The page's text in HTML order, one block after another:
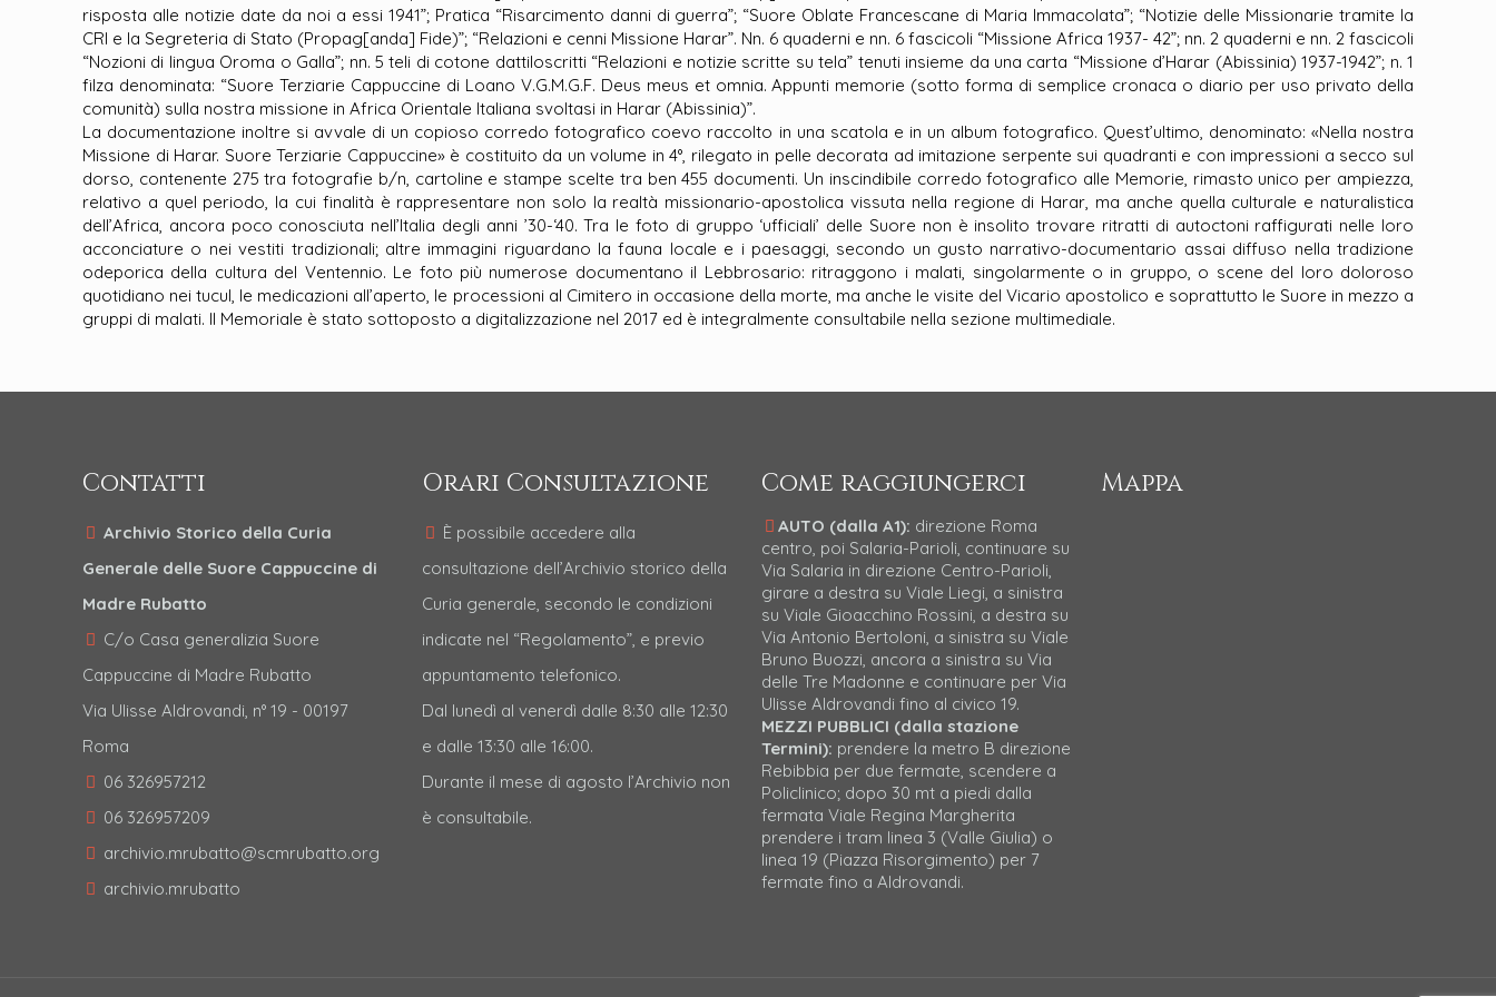
risposta alle notizie date da noi a essi 1941”; Pratica “Risarcimento danni di guerra”; “Suore Oblate Francescane di Maria Immacolata”; “Notizie delle Missionarie tramite la
CRI e la Segreteria di Stato (Propag[anda] Fide)”; “Relazioni e cenni Missione Harar”. Nn. 6 quaderni e nn. 6 fascicoli “Missione Africa 1937- 42”; nn. 2 quaderni e nn. 2 fascicoli
“Nozioni di lingua Oroma o Galla”; nn. 5 teli di cotone dattiloscritti “Relazioni e notizie scritte su tela” tenuti insieme da una carta “Missione d’Harar (Abissinia) 1937-1942”; n. 1
filza denominata: “Suore Terziarie Cappuccine di Loano V.G.M.G.F. Deus meus et omnia. Appunti memorie (sotto forma di semplice cronaca o diario per uso privato della
comunità) sulla nostra missione in Africa Orientale Italiana svoltasi in Harar (Abissinia)”.
La documentazione inoltre si avvale di un copioso corredo fotografico coevo raccolto in una scatola e in un album fotografico. Quest’ultimo, denominato: «Nella nostra
Missione di Harar. Suore Terziarie Cappuccine» è costituito da un volume in 4°, rilegato in pelle decorata ad imitazione serpente sui quadranti e con impressioni a secco sul
dorso, contenente 275 tra fotografie b/n, cartoline e stampe scelte tra ben 455 documenti. Un inscindibile corredo fotografico alle Memorie, rimasto unico per ampiezza,
relativo a quel periodo, la cui finalità è rappresentare non solo la realtà missionario-apostolica vissuta nella regione di Harar, ma anche quella culturale e naturalistica
dell’Africa, ancora poco conosciuta nell’Italia degli anni ’30-‘40. Tra le foto di gruppo ‘ufficiali’ delle Suore non è insolito trovare ritratti di autoctoni raffigurati nelle loro
acconciature o nei vestiti tradizionali; altre immagini riguardano la fauna locale e i paesaggi, secondo un gusto narrativo-documentario assai diffuso nella tradizione
odeporica della cultura del Ventennio. Le foto più numerose documentano il Lebbrosario: ritraggono i malati, singolarmente o in gruppo, o scene del loro doloroso
quotidiano nei tucul, le medicazioni all’aperto, le processioni al Cimitero in occasione della morte, ma anche le visite del Vicario apostolico e soprattutto le Suore in mezzo a
gruppi di malati. Il Memoriale è stato sottoposto a digitalizzazione nel 2017 ed è integralmente consultabile nella sezione multimediale.
Contatti
Archivio Storico della Curia
Generale delle Suore Cappuccine di
Madre Rubatto
C/o Casa generalizia Suore
Cappuccine di Madre Rubatto
Via Ulisse Aldrovandi, n° 19 - 00197
Roma
06 326957212
06 326957209
archivio.mrubatto@scmrubatto.org
archivio.mrubatto
Orari Consultazione
È possibile accedere alla
consultazione dell’Archivio storico della
Curia generale, secondo le condizioni
indicate nel “Regolamento”, e previo
appuntamento telefonico.
Dal lunedì al venerdì dalle 8:30 alle 12:30
e dalle 13:30 alle 16:00.
Durante il mese di agosto l’Archivio non
è consultabile.
Come raggiungerci
AUTO (dalla A1): direzione Roma
centro, poi Salaria-Parioli, continuare su
Via Salaria in direzione Centro-Parioli,
girare a destra su Viale Liegi, a sinistra
su Viale Gioacchino Rossini, a destra su
Via Antonio Bertoloni, a sinistra su Viale
Bruno Buozzi, ancora a sinistra su Via
delle Tre Madonne e continuare per Via
Ulisse Aldrovandi fino al civico 19.
MEZZI PUBBLICI (dalla stazione
Termini): prendere la metro B direzione
Rebibbia per due fermate, scendere a
Policlinico; dopo 30 mt a piedi dalla
fermata Viale Regina Margherita
prendere i tram linea 3 (Valle Giulia) o
linea 19 (Piazza Risorgimento) per 7
fermate fino a Aldrovandi.
Mappa